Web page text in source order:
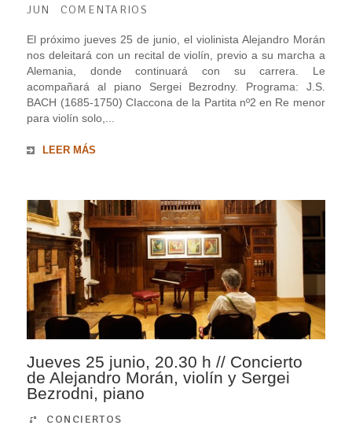
JUN COMENTARIOS
El próximo jueves 25 de junio, el violinista Alejandro Morán
nos deleitará con un recital de violín, previo a su marcha a
Alemania, donde continuará con su carrera. Le
acompañará al piano Sergei Bezrodny. Programa: J.S.
BACH (1685-1750) CIaccona de la Partita nº2 en Re menor
para violín solo,...
LEER MÁS
Jueves 25 junio, 20.30 h // Concierto
de Alejandro Morán, violín y Sergei
Bezrodni, piano
CONCIERTOS